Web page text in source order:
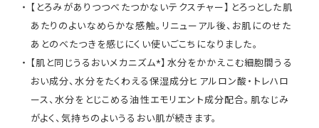
【とろみがありつつべたつかないテクスチャー】とろっとした肌
あたりのよいなめらかな感触。リニューアル後、お肌にのせた
あとのべたつきを感じにくい使いごこちになりました。
【肌と同じうるおいメカニズム*】水分をかかえこむ細胞間うる
おい成分、水分をたくわえる保湿成分ヒアルロン酸・トレハロ
ース、水分をとじこめる油性エモリエント成分配合。肌なじみ
がよく、気持ちのよいうるおい肌が続きます。